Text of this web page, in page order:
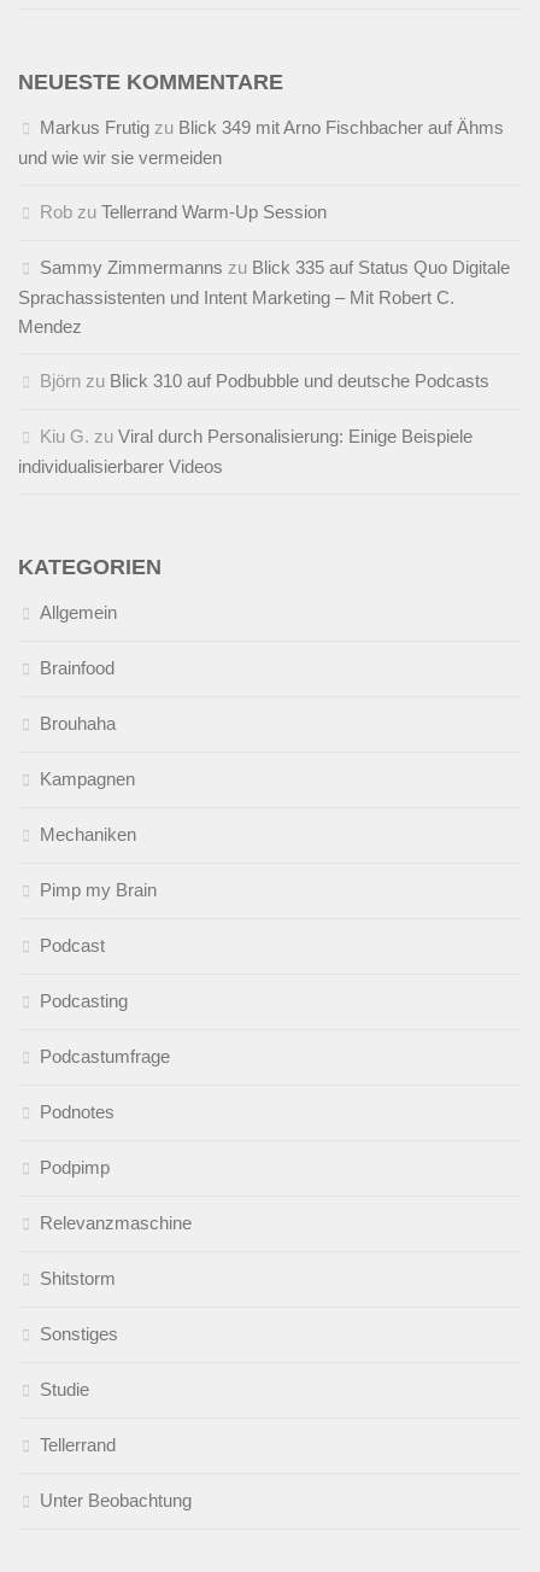
NEUESTE KOMMENTARE
Markus Frutig zu Blick 349 mit Arno Fischbacher auf Ähms
und wie wir sie vermeiden
Rob zu Tellerrand Warm-Up Session
Sammy Zimmermanns zu Blick 335 auf Status Quo Digitale
Sprachassistenten und Intent Marketing – Mit Robert C.
Mendez
Björn zu Blick 310 auf Podbubble und deutsche Podcasts
Kiu G. zu Viral durch Personalisierung: Einige Beispiele
individualisierbarer Videos
KATEGORIEN
Allgemein
Brainfood
Brouhaha
Kampagnen
Mechaniken
Pimp my Brain
Podcast
Podcasting
Podcastumfrage
Podnotes
Podpimp
Relevanzmaschine
Shitstorm
Sonstiges
Studie
Tellerrand
Unter Beobachtung